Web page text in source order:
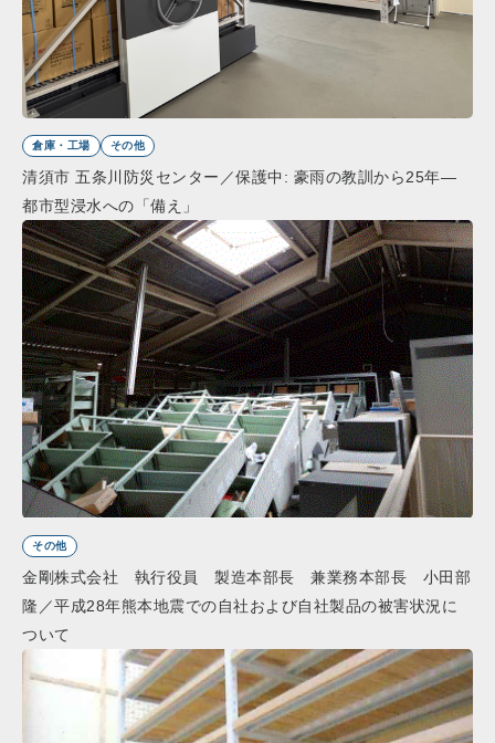
倉庫・工場 その他
清須市 五条川防災センター／保護中: 豪雨の教訓から25年―
都市型浸水への「備え」
その他
金剛株式会社 執行役員 製造本部長 兼業務本部長 小田部
隆／平成28年熊本地震での自社および自社製品の被害状況に
ついて